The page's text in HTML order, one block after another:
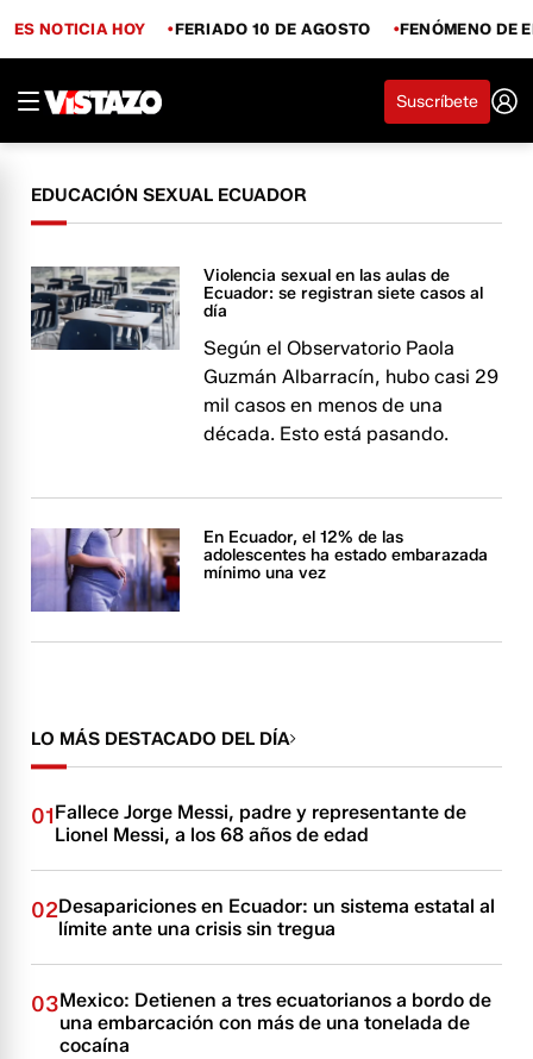
ES NOTICIA HOY FERIADO 10 DE AGOSTO FENÓMENO DE
Suscríbete
EDUCACIÓN SEXUAL ECUADOR
Violencia sexual en las aulas de
Ecuador: se registran siete casos al
día
Según el Observatorio Paola
Guzmán Albarracín, hubo casi 29
mil casos en menos de una
década. Esto está pasando.
En Ecuador, el 12% de las
adolescentes ha estado embarazada
mínimo una vez
LO MÁS DESTACADO DEL DÍA
01Fallece Jorge Messi, padre y representante de
Lionel Messi, a los 68 años de edad
02Desapariciones en Ecuador: un sistema estatal al
límite ante una crisis sin tregua
03Mexico: Detienen a tres ecuatorianos a bordo de
una embarcación con más de una tonelada de
cocaína